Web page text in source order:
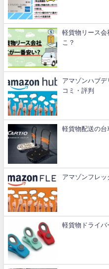
軽貨物リース会
こ？
アマゾンハブデ
コミ・評判
軽貨物配送の台
アマゾンフレッ
軽貨物ドライバ